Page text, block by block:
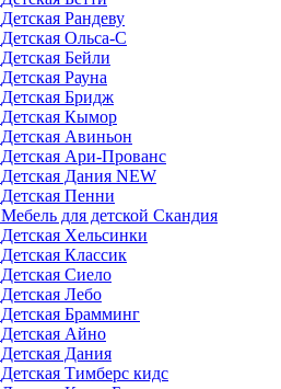
Детская Рандеву
Детская Ольса-С
Детская Бейли
Детская Рауна
Детская Бридж
Детская Кымор
Детская Авиньон
Детская Ари-Прованс
Детская Дания NEW
Детская Пенни
Мебель для детской Скандия
Детская Хельсинки
Детская Классик
Детская Сиело
Детская Лебо
Детская Брамминг
Детская Айно
Детская Дания
Детская Тимберс кидс